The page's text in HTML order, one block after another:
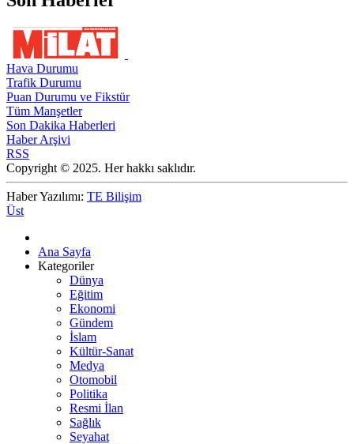
Hava Durumu
Trafik Durumu
Puan Durumu ve Fikstür
Tüm Manşetler
Son Dakika Haberleri
Haber Arşivi
RSS
Copyright © 2025. Her hakkı saklıdır.
Haber Yazılımı: TE Bilişim
Üst
Ana Sayfa
Kategoriler
Dünya
Eğitim
Ekonomi
Gündem
İslam
Kültür-Sanat
Medya
Otomobil
Politika
Resmi İlan
Sağlık
Seyahat